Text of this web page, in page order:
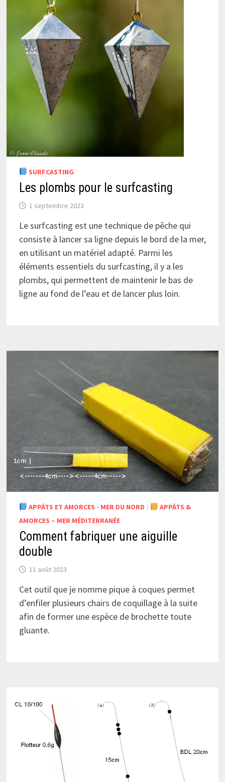
SURFCASTING
Les plombs pour le surfcasting
1 septembre 2023
Le surfcasting est une technique de pêche qui
consiste à lancer sa ligne depuis le bord de la mer,
en utilisant un matériel adapté. Parmi les
éléments essentiels du surfcasting, il y a les
plombs, qui permettent de maintenir le bas de
ligne au fond de l’eau et de lancer plus loin.
APPÂTS ET AMORCES - MER DU NORD /
APPÂTS &
AMORCES – MER MÉDITERRANÉE
Comment fabriquer une aiguille
double
11 août 2023
Cet outil que je nomme pique à coques permet
d’enfiler plusieurs chairs de coquillage à la suite
afin de former une espèce de brochette toute
gluante.